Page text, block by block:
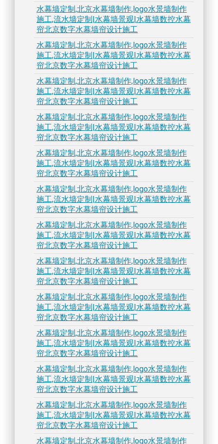
水幕墙定制,北京水幕墙制作,logo水景墙制作
施工,流水墙定制|水幕墙景观|水幕墙数控水幕
帘北京数字水幕墙帘设计施工
水幕墙定制,北京水幕墙制作,logo水景墙制作
施工,流水墙定制|水幕墙景观|水幕墙数控水幕
帘北京数字水幕墙帘设计施工
水幕墙定制,北京水幕墙制作,logo水景墙制作
施工,流水墙定制|水幕墙景观|水幕墙数控水幕
帘北京数字水幕墙帘设计施工
水幕墙定制,北京水幕墙制作,logo水景墙制作
施工,流水墙定制|水幕墙景观|水幕墙数控水幕
帘北京数字水幕墙帘设计施工
水幕墙定制,北京水幕墙制作,logo水景墙制作
施工,流水墙定制|水幕墙景观|水幕墙数控水幕
帘北京数字水幕墙帘设计施工
水幕墙定制,北京水幕墙制作,logo水景墙制作
施工,流水墙定制|水幕墙景观|水幕墙数控水幕
帘北京数字水幕墙帘设计施工
水幕墙定制,北京水幕墙制作,logo水景墙制作
施工,流水墙定制|水幕墙景观|水幕墙数控水幕
帘北京数字水幕墙帘设计施工
水幕墙定制,北京水幕墙制作,logo水景墙制作
施工,流水墙定制|水幕墙景观|水幕墙数控水幕
帘北京数字水幕墙帘设计施工
水幕墙定制,北京水幕墙制作,logo水景墙制作
施工,流水墙定制|水幕墙景观|水幕墙数控水幕
帘北京数字水幕墙帘设计施工
水幕墙定制,北京水幕墙制作,logo水景墙制作
施工,流水墙定制|水幕墙景观|水幕墙数控水幕
帘北京数字水幕墙帘设计施工
水幕墙定制,北京水幕墙制作,logo水景墙制作
施工,流水墙定制|水幕墙景观|水幕墙数控水幕
帘北京数字水幕墙帘设计施工
水幕墙定制,北京水幕墙制作,logo水景墙制作
施工,流水墙定制|水幕墙景观|水幕墙数控水幕
帘北京数字水幕墙帘设计施工
水幕墙定制,北京水幕墙制作,logo水景墙制作